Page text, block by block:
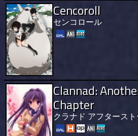
Cencoroll
センコロール
Clannad:
Chapter
クラナド アフタース